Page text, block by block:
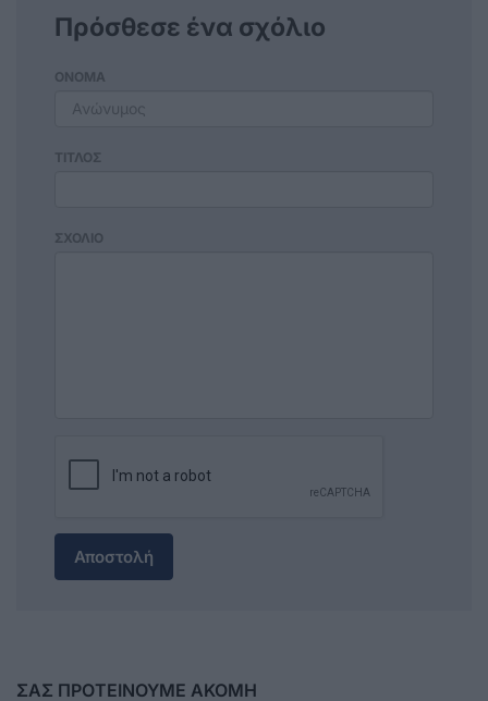
Πρόσθεσε ένα σχόλιο
ΟΝΟΜΑ
ΤΙΤΛΟΣ
ΣΧΟΛΙΟ
Αποστολή
ΣΑΣ ΠΡΟΤΕΙΝΟΥΜΕ ΑΚΟΜΗ